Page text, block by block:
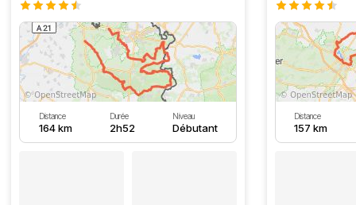
Distance
164 km
Durée
2h52
Niveau
Débutant
Distance
157 km